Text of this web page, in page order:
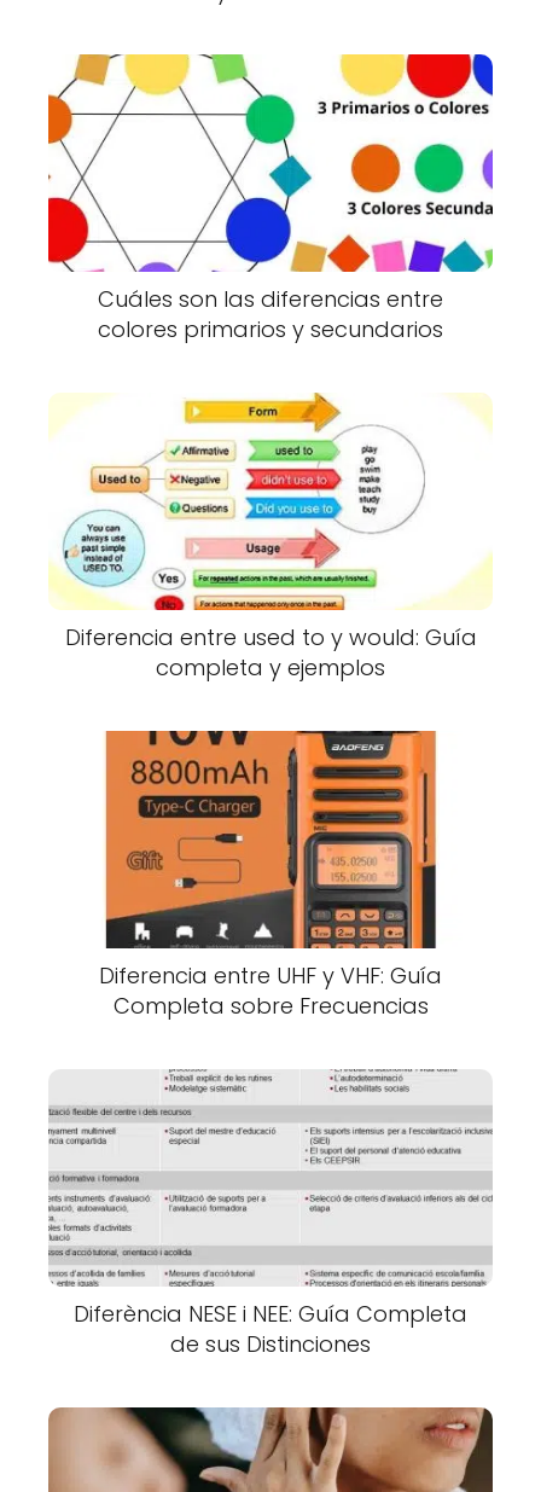
Cuáles son las diferencias entre
colores primarios y secundarios
Diferencia entre used to y would: Guía
completa y ejemplos
Diferencia entre UHF y VHF: Guía
Completa sobre Frecuencias
Diferència NESE i NEE: Guía Completa
de sus Distinciones